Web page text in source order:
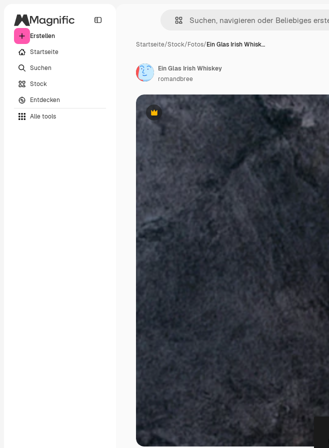
Erstellen
Startseite
Suchen
Stock
Entdecken
Alle tools
Startseite/Stock/Fotos/Ein Glas Irish Whisk…
Premium
Ein Glas Irish Whiskey
romandbree